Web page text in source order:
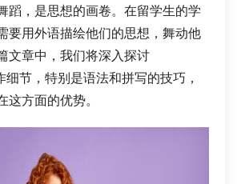
蹈，是思想的画卷。在留学生的学
要用外语描绘他们的思想，舞动他
文章中，我们将深入探讨
节，特别是语法和拼写的技巧，
方面的优势。